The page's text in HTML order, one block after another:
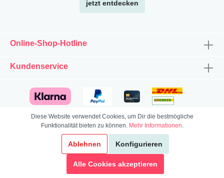
jetzt entdecken
Online-Shop-Hotline
Kundenservice
Family Designs
Kids Designs
Diese Website verwendet Cookies, um Dir die bestmögliche
Funktionalität bieten zu können. Mehr Informationen.
Ablehnen Konfigurieren
Alle Cookies akzeptieren